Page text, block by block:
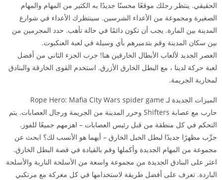
الحقيقي. ينتظر رجلك موقعًا محسنًا جديدًا به الكثير من المهام والمهام
الصغيرة ومجموعة من الأعداء الشرسين. سينتظرك الأعداء في شوارع
المدينة بين المارة. يجب أن تكون دائمًا في حالة تأهب. حدد المجرمين من
بين سكان المدينة وقم بتدميرهم بأي وسيلة في لعبة العنكبوت.
العصر الجديد لألعاب الأبطال الخارقين هنا! جرب الجزء الثاني من أفضل
لعبة حركة لدينا ، مع البطل الخارق الأزرق. استخدم القوى الخارقة والبنادق
لمحاربة الجريمة.
الميزات الجديدة لـ Rope Hero: Mafia City Wars spider game
حارب مع عصابة Shifters وحرر المدينة من الجريمة ورجال العصابات. يتم
التحكم في كل منطقة من قبل رئيس العصابات – اهزمهم جميعًا للفوز.
جرِّب مظهرًا جديدًا لبطل الحبل الخارق – أيهما هو الأنسب لك؟ ابحث عن
مجموعة من المهام الجديدة وأكملها وقم بالقيادة في قصة البطل الخارق.
اعثر على البنادق الجديدة من مجموعة واسعة من الأسلحة النارية والأسلحة
الباردة. تعرف على أفضل طريقة لاستخدامها في كل معركة مع مرتكبي